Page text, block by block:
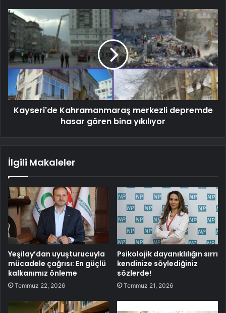
Kayseri'de Kahramanmaraş merkezli depremde
hasar gören bina yıkılıyor
İlgili Makaleler
Yeşilay’dan uyuşturucuyla
mücadele çağrısı: En güçlü
kalkanımız önleme
Temmuz 22, 2026
Psikolojik dayanıklılığın sırrı
kendinize söylediğiniz
sözlerde!
Temmuz 21, 2026